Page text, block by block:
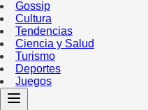
Gossip
Cultura
Tendencias
Ciencia y Salud
Turismo
Deportes
Juegos